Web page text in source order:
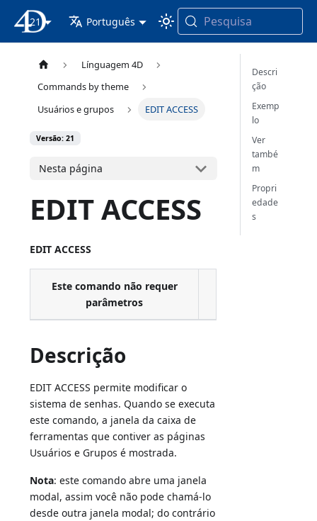
Documentação 4D
21 Português Pesquisa
Línguagem 4D
Commands by theme
Usuários e grupos
EDIT ACCESS
Versão: 21
Nesta página
EDIT ACCESS
EDIT ACCESS
Este comando não requer
parâmetros
Descrição
EDIT ACCESS permite modificar o
sistema de senhas. Quando se executa
este comando, a janela da caixa de
ferramentas que contiver as páginas
Usuários e Grupos é mostrada.
Nota: este comando abre uma janela
modal, assim você não pode chamá-lo
desde outra janela modal; do contrário
Descri
ção
Exemp
lo
Ver
també
m
Propri
edade
s